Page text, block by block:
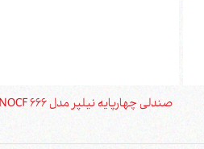
صندلی چهارپایه نیلپر مدل NOCF 666